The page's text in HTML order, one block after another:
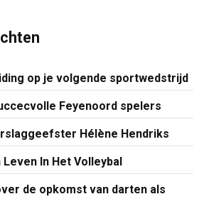
op je volgende sportwedstrijd
Feyenoord spelers
Hélène Hendriks
Leven In Het Volleybal
de opkomst van darten als